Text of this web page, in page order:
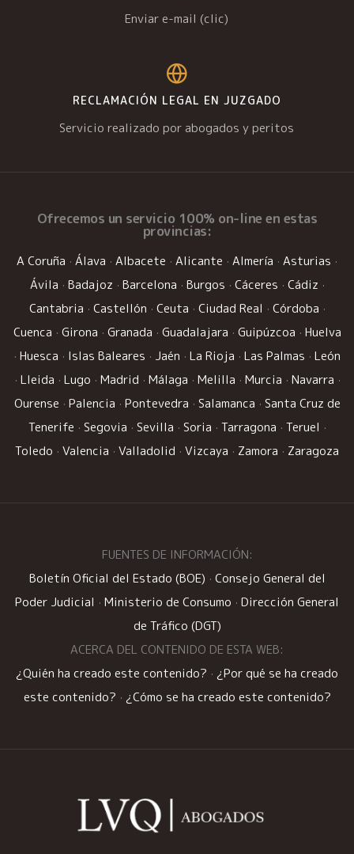
Enviar e-mail (clic)
RECLAMACIÓN LEGAL EN JUZGADO
Servicio realizado por abogados y peritos
Ofrecemos un servicio 100% on-line en estas
provincias:
A Coruña · Álava · Albacete · Alicante · Almería · Asturias ·
Ávila · Badajoz · Barcelona · Burgos · Cáceres · Cádiz ·
Cantabria · Castellón · Ceuta · Ciudad Real · Córdoba ·
Cuenca · Girona · Granada · Guadalajara · Guipúzcoa · Huelva
· Huesca · Islas Baleares · Jaén · La Rioja · Las Palmas · León
· Lleida · Lugo · Madrid · Málaga · Melilla · Murcia · Navarra ·
Ourense · Palencia · Pontevedra · Salamanca · Santa Cruz de
Tenerife · Segovia · Sevilla · Soria · Tarragona · Teruel ·
Toledo · Valencia · Valladolid · Vizcaya · Zamora · Zaragoza
FUENTES DE INFORMACIÓN:
Boletín Oficial del Estado (BOE) · Consejo General del
Poder Judicial · Ministerio de Consumo · Dirección General
de Tráfico (DGT)
ACERCA DEL CONTENIDO DE ESTA WEB:
¿Quién ha creado este contenido? · ¿Por qué se ha creado
este contenido? · ¿Cómo se ha creado este contenido?